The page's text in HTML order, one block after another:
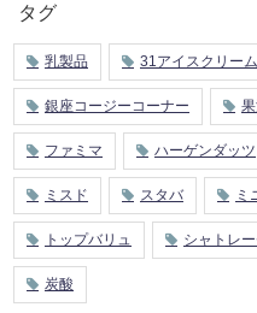
タグ
乳製品 31アイスクリーム
銀座コージーコーナー
ファミマ ハーゲンダッツ
ミスド スタバ ミ
トップバリュ シャトレ
炭酸